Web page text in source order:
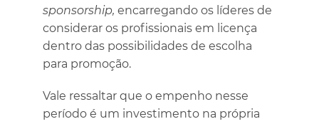
sponsorship, encarregando os líderes de
considerar os profissionais em licença
dentro das possibilidades de escolha
para promoção.
Vale ressaltar que o empenho nesse
período é um investimento na própria